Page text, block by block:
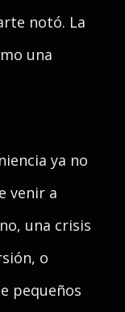
notó. La
una
ya no
venir a
una crisis
o
pequeños